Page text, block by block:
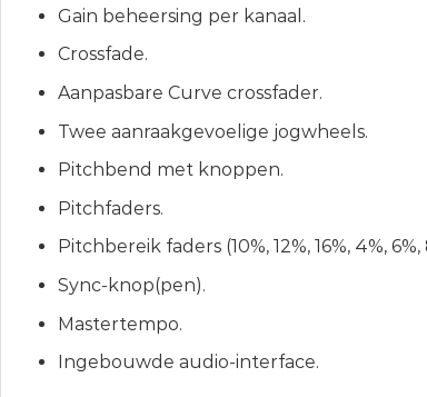
Gain beheersing per kanaal.
Crossfade.
Aanpasbare Curve crossfader.
Twee aanraakgevoelige jogwheels.
Pitchbend met knoppen.
Pitchfaders.
Pitchbereik faders (10%, 12%, 16%, 4%, 6%,
Sync-knop(pen).
Mastertempo.
Ingebouwde audio-interface.